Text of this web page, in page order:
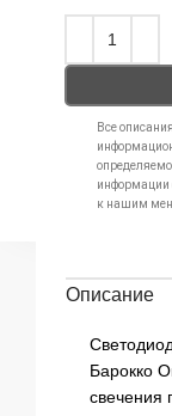
Все
информации
к нашим
Описание
Барокко
свечения